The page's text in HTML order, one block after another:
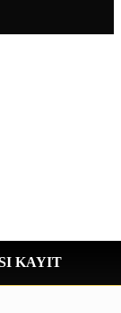
KAYIT